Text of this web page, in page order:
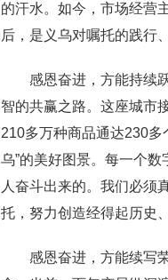
的汗水。如今，市场经营
后，是义乌对嘱托的践行
感恩奋进，方能持续跃
智的共赢之路。这座城市
210多万种商品通达230多
乌”的美好图景。每一个
人奋斗出来的。我们必须
托，努力创造经得起历史
感恩奋进，方能续写荣